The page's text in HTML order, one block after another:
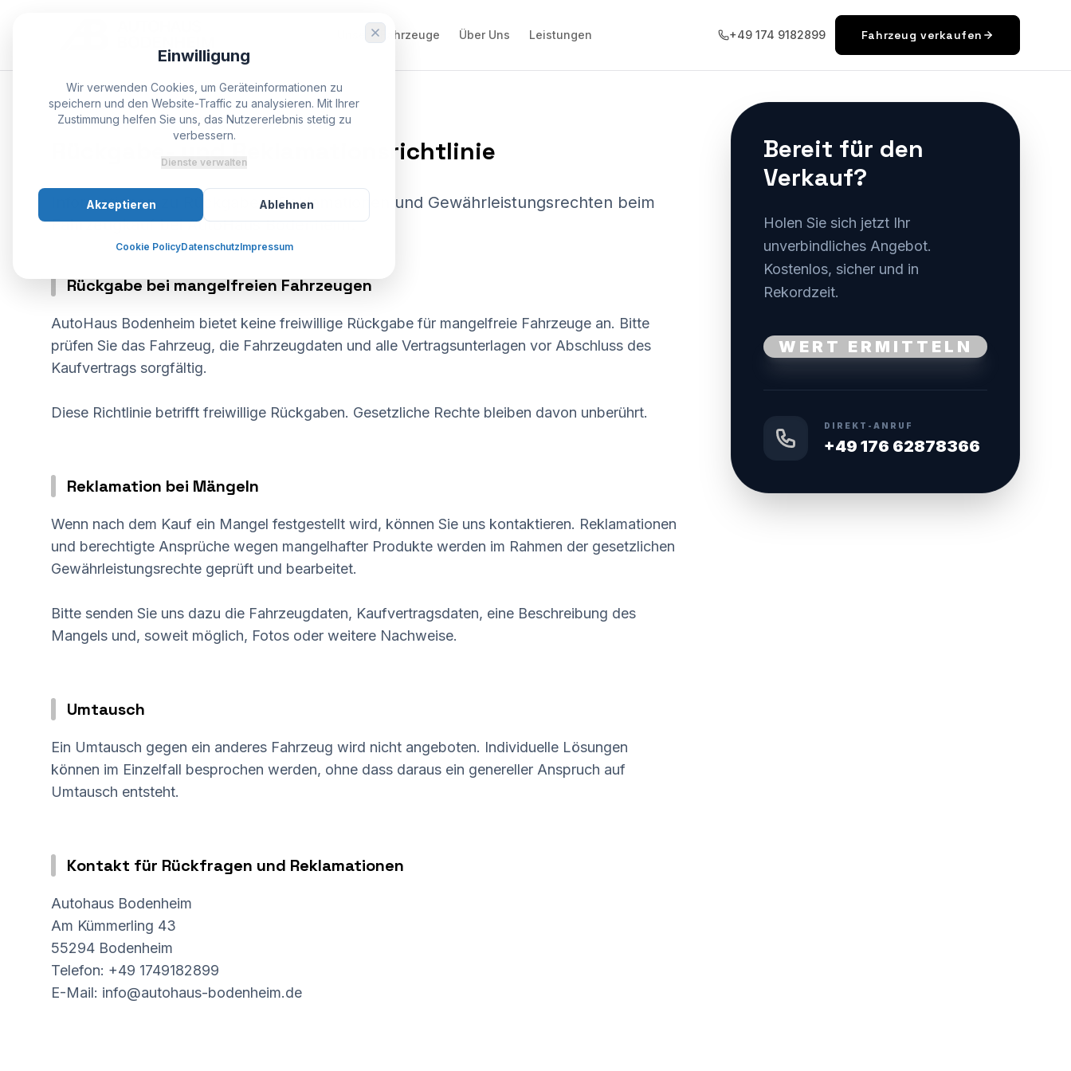
Unsere Fahrzeuge Über Uns Leistungen +49 174 9182899 Fahrzeug verkaufen
SPEZIALIST BODENHEIM
Rückgabe- und Reklamationsrichtlinie
Informationen zu Rückgaben, Reklamationen und Gewährleistungsrechten beim
Fahrzeugkauf bei AutoHaus Bodenheim.
Rückgabe bei mangelfreien Fahrzeugen
AutoHaus Bodenheim bietet keine freiwillige Rückgabe für mangelfreie Fahrzeuge an. Bitte
prüfen Sie das Fahrzeug, die Fahrzeugdaten und alle Vertragsunterlagen vor Abschluss des
Kaufvertrags sorgfältig.
Diese Richtlinie betrifft freiwillige Rückgaben. Gesetzliche Rechte bleiben davon unberührt.
Reklamation bei Mängeln
Wenn nach dem Kauf ein Mangel festgestellt wird, können Sie uns kontaktieren. Reklamationen
und berechtigte Ansprüche wegen mangelhafter Produkte werden im Rahmen der gesetzlichen
Gewährleistungsrechte geprüft und bearbeitet.
Bitte senden Sie uns dazu die Fahrzeugdaten, Kaufvertragsdaten, eine Beschreibung des
Mangels und, soweit möglich, Fotos oder weitere Nachweise.
Umtausch
Ein Umtausch gegen ein anderes Fahrzeug wird nicht angeboten. Individuelle Lösungen
können im Einzelfall besprochen werden, ohne dass daraus ein genereller Anspruch auf
Umtausch entsteht.
Kontakt für Rückfragen und Reklamationen
Autohaus Bodenheim
Am Kümmerling 43
55294 Bodenheim
Telefon: +49 1749182899
E-Mail: info@autohaus-bodenheim.de
Bereit für den
Verkauf?
Holen Sie sich jetzt Ihr
unverbindliches Angebot.
Kostenlos, sicher und in
Rekordzeit.
WERT ERMITTELN
DIREKT-ANRUF
+49 176 62878366
Einwilligung
Wir verwenden Cookies, um Geräteinformationen zu
speichern und den Website-Traffic zu analysieren. Mit Ihrer
Zustimmung helfen Sie uns, das Nutzererlebnis stetig zu
verbessern.
Dienste verwalten
Akzeptieren Ablehnen
Cookie PolicyDatenschutzImpressum